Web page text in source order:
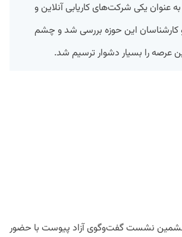
عنوان یکی شرکت‌های کاریابی آنلاین و
این حوزه بررسی شد و چشم
عرصه را بسیار دشوار ترسیم شد.
نشست گفت‌وگوی آزاد پیوست با حضور